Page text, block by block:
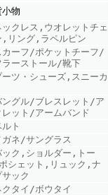
FINEBOYS2025年7月号
物
ックレス,ウオレットチェ
,リング,ラペルピン
カーフ/ポケットチーフ/
ラーストール/靴下
ーツ・シューズ,スニーカ
ングル/ブレスレット/ア
レット/アームバンド
ルト
ガネ/サングラス
ック,ショルダー,トー
シェット,リュック,ナ
サック
クタイ/ボウタイ